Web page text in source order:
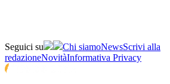
Seguici su Chi siamoNewsScrivi alla
redazioneNovitàInformativa Privacy